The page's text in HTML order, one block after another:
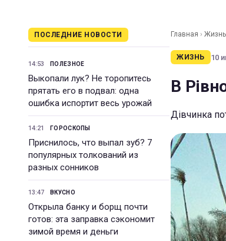
ПОСЛЕДНИЕ НОВОСТИ
14:53 ПОЛЕЗНОЕ
Выкопали лук? Не торопитесь
прятать его в подвал: одна
ошибка испортит весь урожай
14:21 ГОРОСКОПЫ
Приснилось, что выпал зуб? 7
популярных толкований из
разных сонников
13:47 ВКУСНО
Открыла банку и борщ почти
готов: эта заправка сэкономит
зимой время и деньги
Главная › Жизнь
ЖИЗНЬ 10
В
Дівчинка